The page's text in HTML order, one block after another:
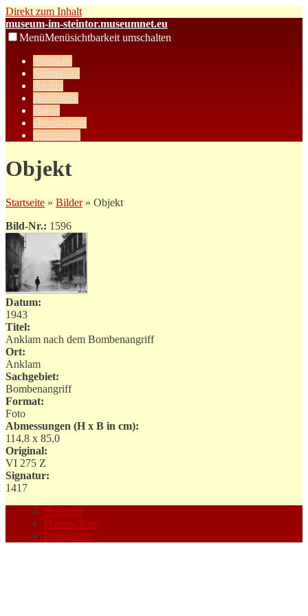
Direkt zum Inhalt
museum-im-steintor.museumnet.eu
MenüMenüsichtbarkeit umschalten
Startseite
Sammlung
Archiv
Bibliothek
Bilder
Datenschutz
Impressum
Objekt
Startseite » Bilder» Objekt
Bild-Nr.: 1596
Datum:
1943
Titel:
Anklam nach dem Bombenangriff
Ort:
Anklam
Sachgebiet:
Bombenangriff
Format:
Foto
Abmessungen (H x B in cm):
114,8 x 85,0
Original:
VI 275 Z
Signatur:
1417
Startseite
Datenschutz
Impressum